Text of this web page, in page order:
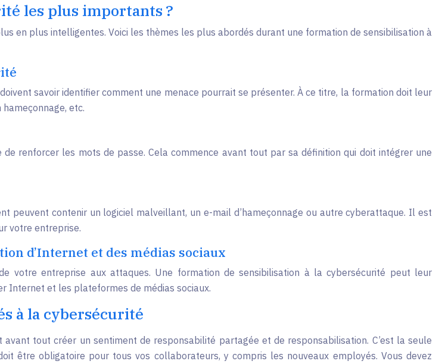
les plus importants ?
en plus intelligentes. Voici les thèmes les plus abordés durant une formation de sensibilisation à
savoir identifier comment une menace pourrait se présenter. À ce titre, la formation doit leur
etc.
renforcer les mots de passe. Cela commence avant tout par sa définition qui doit intégrer une
peuvent contenir un logiciel malveillant, un e-mail d’hameçonnage ou autre cyberattaque. Il est
votre entreprise.
d’Internet et des médias sociaux
votre entreprise aux attaques. Une formation de sensibilisation à la cybersécurité peut leur
Internet et les plateformes de médias sociaux.
à la cybersécurité
tout créer un sentiment de responsabilité partagée et de responsabilisation. C’est la seule
être obligatoire pour tous vos collaborateurs, y compris les nouveaux employés. Vous devez